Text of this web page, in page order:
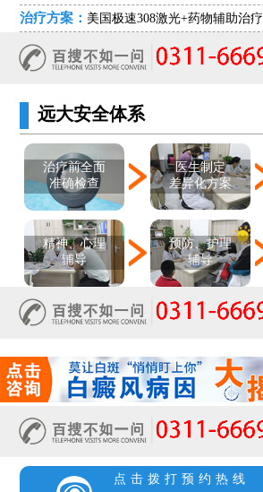
治疗方案： 美国极速308激光+药物辅助治疗
远大安全体系
治疗前全面
准确检查
医生制定
差异化方案
精神、心理
辅导
预防、护理
辅导
点击拨打预约热线